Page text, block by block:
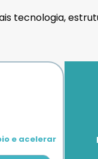
tecnologia,
e acelerar